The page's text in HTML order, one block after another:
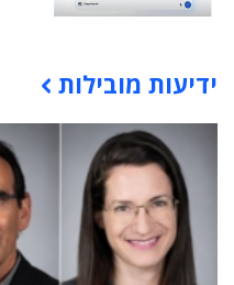
תוכן פרסומי
ידיעות מובילות